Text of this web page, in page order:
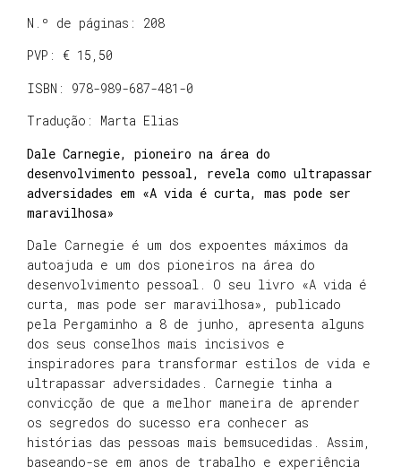
N.º de páginas: 208
PVP: € 15,50
ISBN: 978-989-687-481-0
Tradução: Marta Elias
Dale Carnegie, pioneiro na área do
desenvolvimento pessoal, revela como ultrapassar
adversidades em «A vida é curta, mas pode ser
maravilhosa»
Dale Carnegie é um dos expoentes máximos da
autoajuda e um dos pioneiros na área do
desenvolvimento pessoal. O seu livro «A vida é
curta, mas pode ser maravilhosa», publicado
pela Pergaminho a 8 de junho, apresenta alguns
dos seus conselhos mais incisivos e
inspiradores para transformar estilos de vida e
ultrapassar adversidades. Carnegie tinha a
convicção de que a melhor maneira de aprender
os segredos do sucesso era conhecer as
histórias das pessoas mais bemsucedidas. Assim,
baseando-se em anos de trabalho e experiência